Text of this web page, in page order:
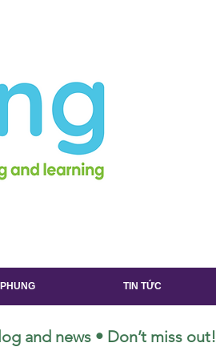
TIN TỨC
and news • Don’t miss out!